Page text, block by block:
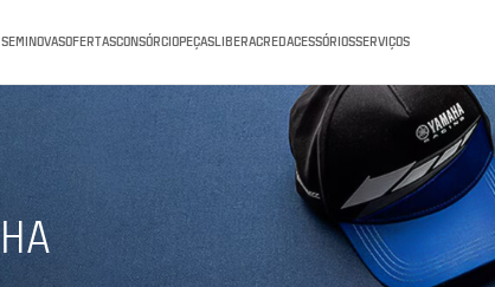
SEMINOVASOFERTASCONSÓRCIOPEÇASLIBERACREDACESSÓRIOSSERVIÇOS